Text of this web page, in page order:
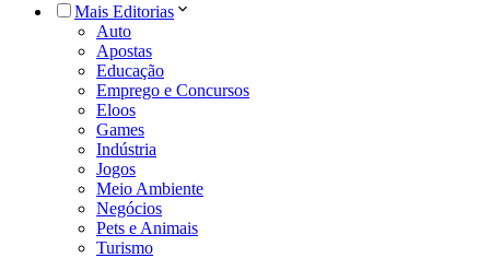
Mais Editorias
Auto
Apostas
Educação
Emprego e Concursos
Eloos
Games
Indústria
Jogos
Meio Ambiente
Negócios
Pets e Animais
Turismo